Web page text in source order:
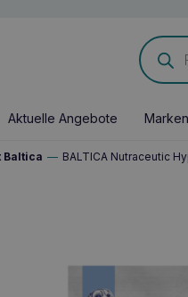
Products
search
Aktuelle Angebote
Baltica — BALTICA Nutraceutic